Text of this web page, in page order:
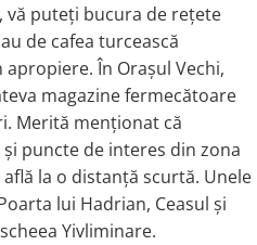
vă puteți bucura de rețete
de cafea turcească
În Orașul Vechi,
magazine fermecătoare
Merită menționat că
puncte de interes din zona
la o distanță scurtă. Unele
lui Hadrian, Ceasul și
Yivliminare.